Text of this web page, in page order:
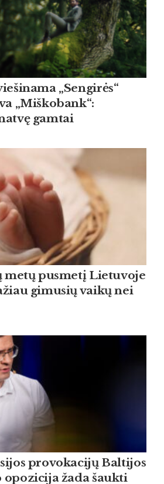
„Sengirės“
„Miškobank“:
gamtai
metų pusmetį Lietuvoje
gimusių vaikų nei
provokacijų Baltijos
opozicija žada šaukti